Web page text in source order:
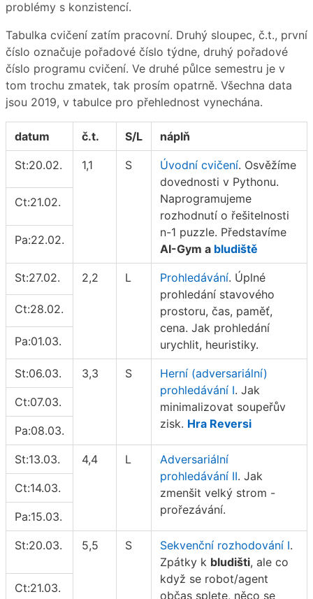
problémy s konzistencí.
Tabulka cvičení zatím pracovní. Druhý sloupec, č.t., první
číslo označuje pořadové číslo týdne, druhý pořadové
číslo programu cvičení. Ve druhé půlce semestru je v
tom trochu zmatek, tak prosím opatrně. Všechna data
jsou 2019, v tabulce pro přehlednost vynechána.
datum č.t. S/L náplň
St:20.02. 1,1 S Úvodní cvičení. Osvěžíme
dovednosti v Pythonu.
Naprogramujeme
rozhodnutí o řešitelnosti
n-1 puzzle. Představíme
AI-Gym a bludiště
Ct:21.02.
Pa:22.02.
St:27.02. 2,2 L Prohledávání. Úplné
prohledání stavového
prostoru, čas, paměť,
cena. Jak prohledání
urychlit, heuristiky.
Ct:28.02.
Pa:01.03.
St:06.03. 3,3 S
Herní (adversariální)
prohledávání I. Jak
minimalizovat soupeřův
zisk. Hra Reversi
Ct:07.03.
Pa:08.03.
St:13.03. 4,4 L
Adversariální
prohledávání II. Jak
zmenšit velký strom -
prořezávání.
Ct:14.03.
Pa:15.03.
St:20.03. 5,5 S Sekvenční rozhodování I.
Zpátky k bludišti, ale co
když se robot/agent
občas splete, něco se
Ct:21.03.